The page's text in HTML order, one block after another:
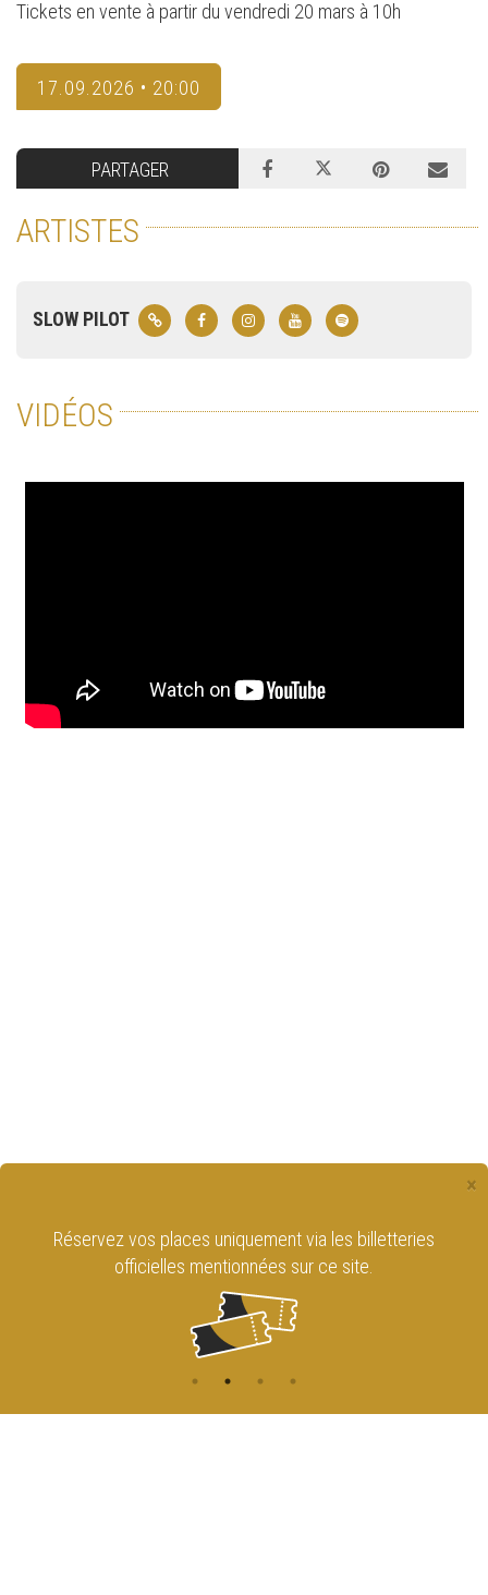
Tickets en vente à partir du vendredi 20 mars à 10h
17.09.2026 • 20:00
PARTAGER
ARTISTES
SLOW PILOT
VIDÉOS
×
Réservez vos places uniquement via les billetteries
officielles mentionnées sur ce site.